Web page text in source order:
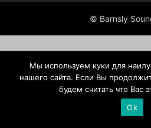
© Barnsly
Мы используем куки для
нашего сайта. Если Вы
будем считать что Вас
Ok